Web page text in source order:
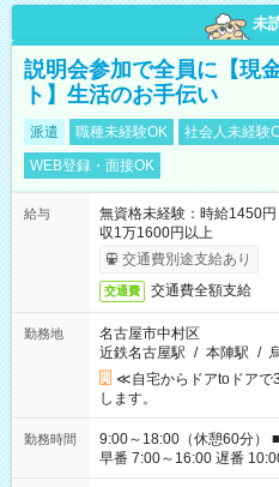
未
説明会参加で全員に【現
ト】生活のお手伝い
派遣 職種未経験OK 社会人未経験
WEB登録・面接OK
給与
無資格未経験：時給
収1万1600円以上
交通費別途支給あり
交通費 交通費全額支給
勤務地
名古屋市中村区
近鉄名古屋駅 / 本陣駅 /
≪自宅からドアtoドアで
します。
勤務時間
9:00～18:00（休憩60分） ■ご希望があれば下記シフトもOK！
早番 7:00～16:00 遅番 10:00～19:00 「家族
い」 「余裕を持って夕飯